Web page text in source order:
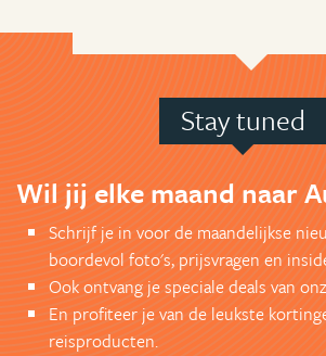
Stay tuned
Wil jij elke maand naar
Schrijf je in voor de maandelijkse
boordevol foto's, prijsvragen en
Ook ontvang je speciale deals van
En profiteer je van de leukste
reisproducten.